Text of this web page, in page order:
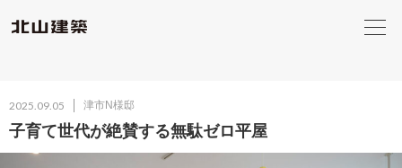
2025.09.05 津市N様邸
子育て世代が絶賛する無駄ゼロ平屋